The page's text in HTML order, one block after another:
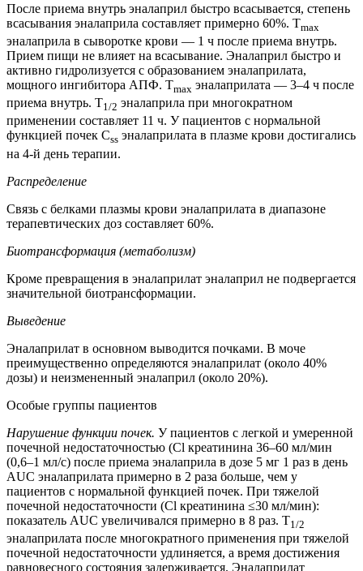
После приема внутрь эналаприл быстро всасывается, степень
всасывания эналаприла составляет примерно 60%. Tmax
эналаприла в сыворотке крови — 1 ч после приема внутрь.
Прием пищи не влияет на всасывание. Эналаприл быстро и
активно гидролизуется с образованием эналаприлата,
мощного ингибитора АПФ. Tmax эналаприлата — 3–4 ч после
приема внутрь. T1/2 эналаприла при многократном
применении составляет 11 ч. У пациентов с нормальной
функцией почек Css эналаприлата в плазме крови достигались
на 4-й день терапии.
Распределение
Связь с белками плазмы крови эналаприлата в диапазоне
терапевтических доз составляет 60%.
Биотрансформация (метаболизм)
Кроме превращения в эналаприлат эналаприл не подвергается
значительной биотрансформации.
Выведение
Эналаприлат в основном выводится почками. В моче
преимущественно определяются эналаприлат (около 40%
дозы) и неизмененный эналаприл (около 20%).
Особые группы пациентов
Нарушение функции почек. У пациентов с легкой и умеренной
почечной недостаточностью (Cl креатинина 36–60 мл/мин
(0,6–1 мл/с) после приема эналаприла в дозе 5 мг 1 раз в день
AUC эналаприлата примерно в 2 раза больше, чем у
пациентов с нормальной функцией почек. При тяжелой
почечной недостаточности (Cl креатинина ≤30 мл/мин):
показатель AUC увеличивался примерно в 8 раз. T1/2
эналаприлата после многократного применения при тяжелой
почечной недостаточности удлиняется, а время достижения
равновесного состояния задерживается. Эналаприлат